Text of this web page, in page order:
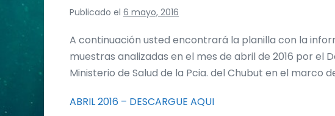
Publicado el 6 mayo, 2016
A continuación usted encontrará la planilla con la
muestras analizadas en el mes de abril de 2016 por
Ministerio de Salud de la Pcia. del Chubut en el marco
ABRIL 2016 – DESCARGUE AQUI